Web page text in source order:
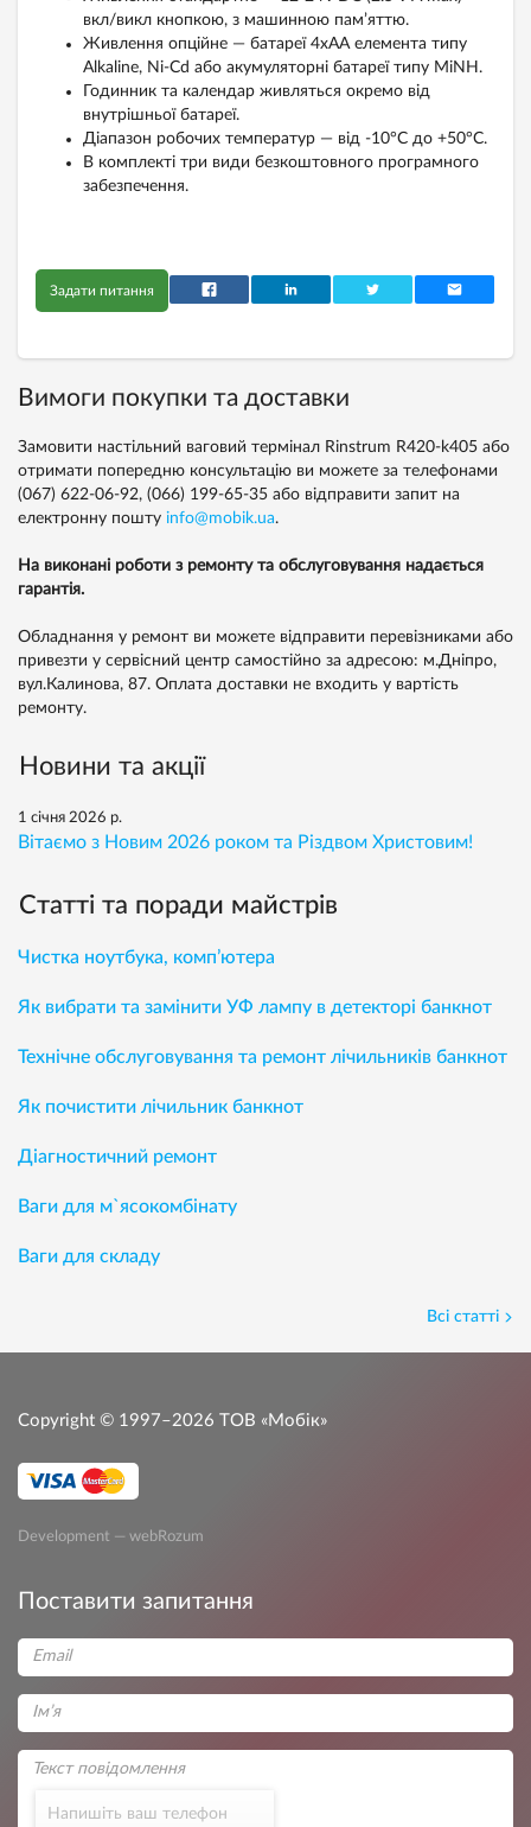
вкл/викл кнопкою, з машинною пам’яттю.
Живлення опційне — батареї 4xAA елемента типу
Alkaline, Ni-Cd або акумуляторні батареї типу MiNH.
Годинник та календар живляться окремо від
внутрішньої батареї.
Діапазон робочих температур — від -10°C до +50°C.
В комплекті три види безкоштовного програмного
забезпечення.
Задати питання
Вимоги покупки та доставки
Замовити настільний ваговий термінал Rinstrum R420-k405 або
отримати попередню консультацію ви можете за телефонами
(067) 622-06-92, (066) 199-65-35 або відправити запит на
електронну пошту info@mobik.ua.
На виконані роботи з ремонту та обслуговування надається
гарантія.
Обладнання у ремонт ви можете відправити перевізниками або
привезти у сервісний центр самостійно за адресою: м.Дніпро,
вул.Калинова, 87. Оплата доставки не входить у вартість
ремонту.
Новини та акції
1 січня 2026 р.
Вітаємо з Новим 2026 роком та Різдвом Христовим!
Статті та поради майстрів
Чистка ноутбука, комп’ютера
Як вибрати та замінити УФ лампу в детекторі банкнот
Технічне обслуговування та ремонт лічильників банкнот
Як почистити лічильник банкнот
Діагностичний ремонт
Ваги для м`ясокомбінату
Ваги для складу
Всі статті
Copyright © 1997–2026 ТОВ «Мобік»
Development — webRozum
Поставити запитання
Напишіть ваш телефон